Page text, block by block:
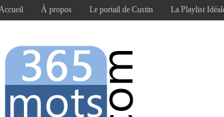
À propos Le portail de Custin La Playlist